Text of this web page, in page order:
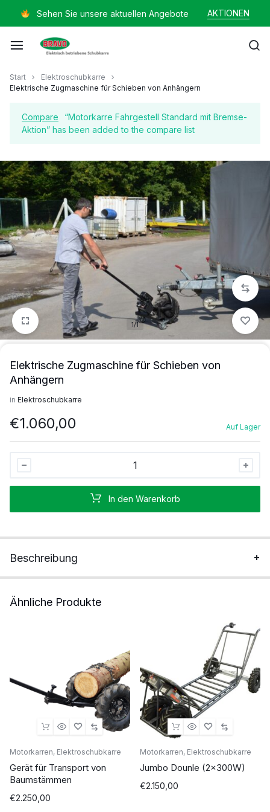
Sehen Sie unsere aktuellen Angebote AKTIONEN
Mayer
Start
Elektroschubkarre
Elektrische Zugmaschine für Schieben von Anhängern
Compare
“Motorkarre Fahrgestell Standard mit Bremse-
Aktion” has been added to the compare list
1/1
Elektrische Zugmaschine für Schieben von
Anhängern
in Elektroschubkarre
€1.060,00 Auf Lager
für
Anhängern
In den Warenkorb
Beschreibung
Ähnliche Produkte
Motorkarren, Elektroschubkarre
Gerät für Transport von
Baumstämmen
€2.250,00
Motorkarren, Elektroschubkarre
Jumbo Dounle (2x300W)
€2.150,00